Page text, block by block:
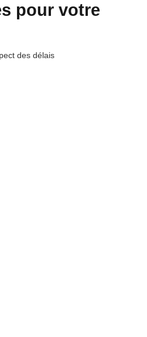
pour votre
des délais